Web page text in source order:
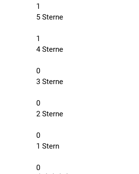
1
5 Sterne
1
4 Sterne
0
3 Sterne
0
2 Sterne
0
1 Stern
0